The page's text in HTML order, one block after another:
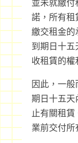
並未就繳付
諾，所有租
繳交租金的
到期日十五
收租賃的權
因此，一般
期日十五天
止有關租賃
業前交付所